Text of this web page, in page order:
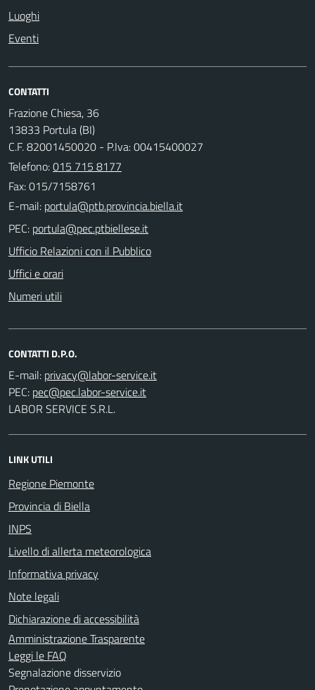
Luoghi
Eventi
CONTATTI
Frazione Chiesa, 36
13833 Portula (BI)
C.F. 82001450020 - P.Iva: 00415400027
Telefono:015 715 8177
Fax: 015/7158761
E-mail:
PEC:
Ufficio Relazioni con il Pubblico
Uffici e orari
Numeri utili
CONTATTI D.P.O.
E-mail:
PEC:
LABOR SERVICE S.R.L.
LINK UTILI
Regione Piemonte
Provincia di Biella
INPS
Livello di allerta meteorologica
Informativa privacy
Note legali
Dichiarazione di accessibilità
Amministrazione Trasparente
Leggi le FAQ
Segnalazione disservizio